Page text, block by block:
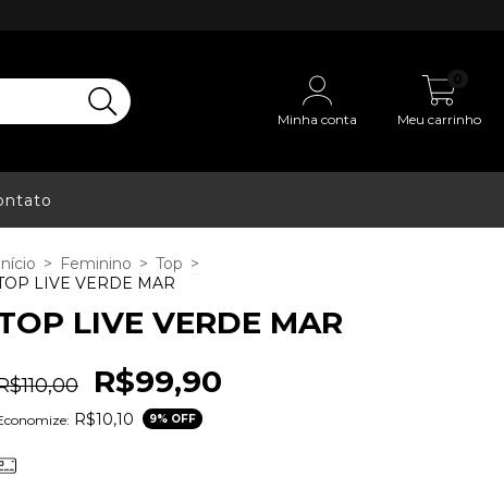
Minha conta Meu carrinho
> Feminino > Top >
LIVE VERDE MAR
LIVE VERDE MAR
R$99,90
R$10,10 9% OFF